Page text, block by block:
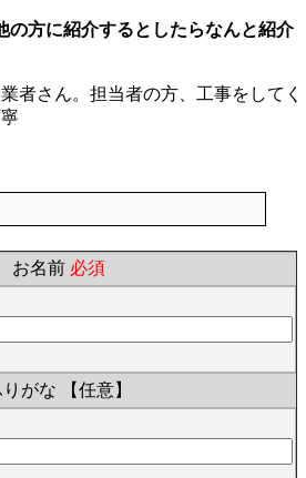
の方に紹介するとしたらなんと紹介
者さん。担当者の方、工事をしてく
お名前 必須
がな 【任意】